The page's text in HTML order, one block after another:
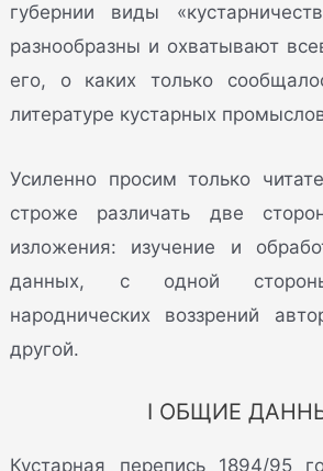
губернии виды
разнообразны и охватывают
его, о каких только
литературе кустарных
Усиленно просим только
строже различать две
изложения: изучение и
данных, с одной
народнических воззрений
другой.
I ОБЩИЕ
Кустарная перепись 1894/95